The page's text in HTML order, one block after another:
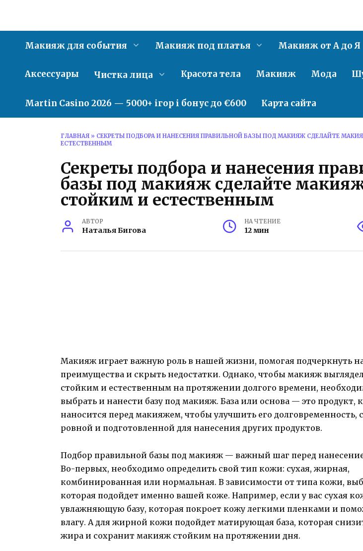
Макияж для события Макияж под платья Макияж от А до Я
Аксессуары Чистка лица Красота тела Макияж Мода
Martin Casino 2026 — 5000+ ігор і бонус до €600 Карта сайта
ГЛАВНАЯ » СЕКРЕТЫ ПОДБОРА И НАНЕСЕНИЯ ПРАВИЛЬНОЙ БАЗЫ ПОД МАКИЯЖ СДЕЛАЙТЕ
ЕСТЕСТВЕННЫМ
Секреты подбора и нанесения
базы под макияж сделайте
стойким и естественным
АВТОР
Наталья Бигова
НА ЧТЕНИЕ
12 мин
Макияж играет важную роль в нашей жизни, помогая подчеркнуть
преимущества и скрыть недостатки. Однако, чтобы макияж
стойким и естественным на протяжении долгого времени,
выбрать и нанести базу под макияж. База или основа — это продукт,
наносится перед макияжем, чтобы улучшить его долговременность,
ровной и подготовленной для нанесения других продуктов.
Подбор правильной базы под макияж — важный шаг перед
Во-первых, необходимо определить свой тип кожи: сухая, жирная,
комбинированная или нормальная. В зависимости от типа кожи,
которая подойдет именно вашей коже. Например, если у вас сухая
увлажняющую базу, которая покроет кожу легкими пленками и
влагу. А для жирной кожи подойдет матирующая база, которая
жира и сохранит макияж стойким на протяжении дня.